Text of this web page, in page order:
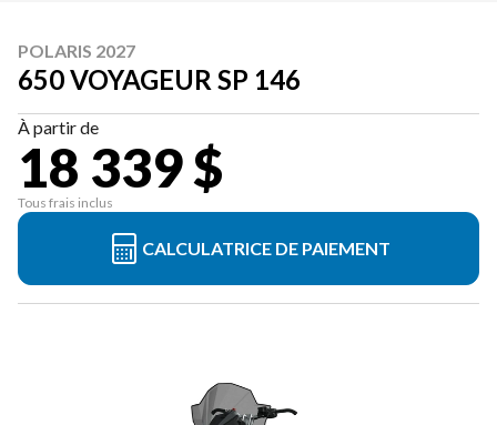
POLARIS 2027
650 VOYAGEUR SP 146
À partir de
18 339 $
Tous frais inclus
CALCULATRICE DE PAIEMENT